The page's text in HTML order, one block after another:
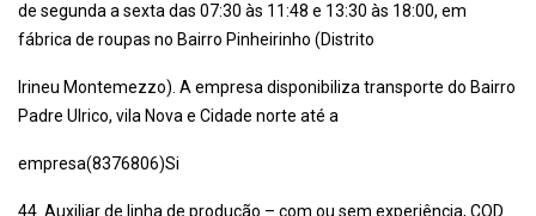
de segunda a sexta das 07:30 às 11:48 e 13:30 às 18:00, em
fábrica de roupas no Bairro Pinheirinho (Distrito
Irineu Montemezzo). A empresa disponibiliza transporte do Bairro
Padre Ulrico, vila Nova e Cidade norte até a
empresa(8376806)Si
44. Auxiliar de linha de produção – com ou sem experiência, COD